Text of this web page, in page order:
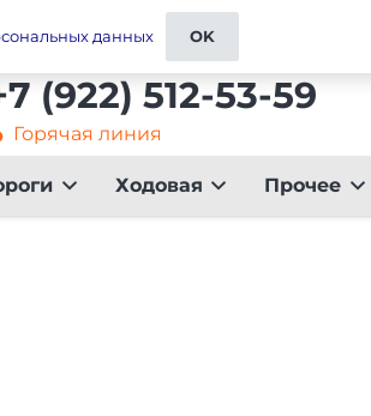
Контакты и реквизиты
(922) 512-53-59
Горячая линия
Ходовая Прочее
данных OK